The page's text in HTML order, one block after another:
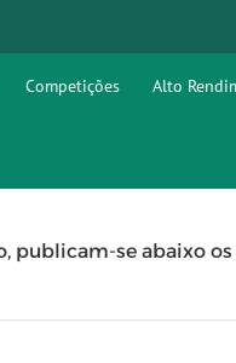
Competições Alto
publicam-se abaixo